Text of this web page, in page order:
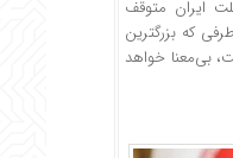
ایران متوقف
که بزرگترین
بی‌معنا خواهد